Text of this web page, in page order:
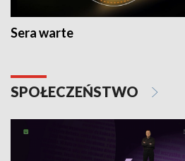
Sera warte
SPOŁECZEŃSTWO